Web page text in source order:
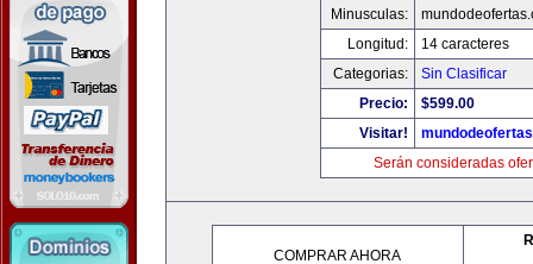
Minusculas:
Longitud:
14 caracteres
Categorias:
Sin Clasificar
Precio:
$599.00
Visitar!
Serán consideradas
COMPRAR AHORA